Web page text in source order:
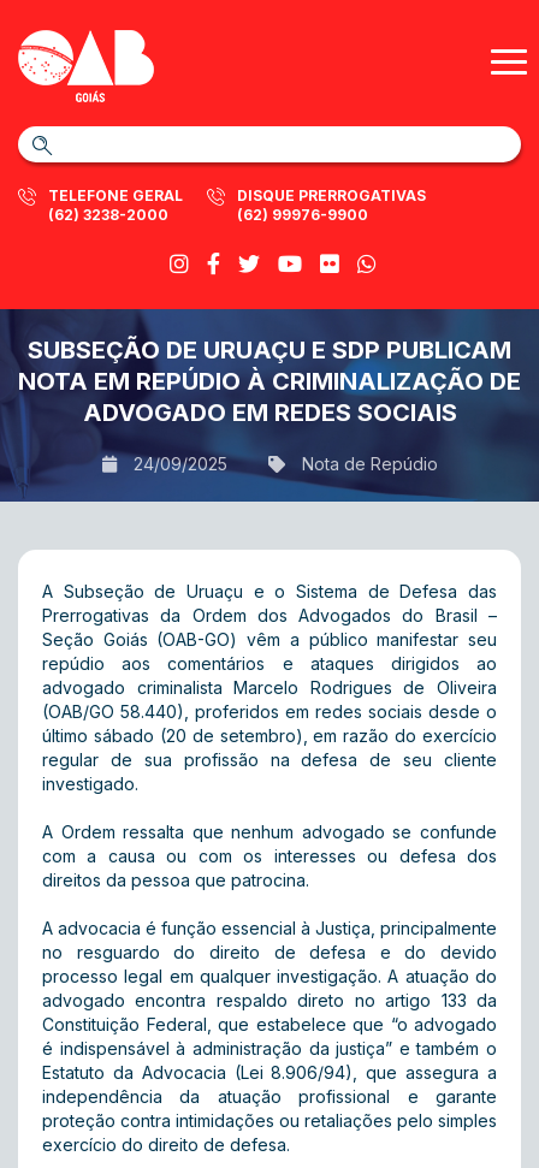
TELEFONE GERAL
(62) 3238-2000
DISQUE PRERROGATIVAS
(62) 99976-9900
SUBSEÇÃO DE URUAÇU E SDP PUBLICAM
NOTA EM REPÚDIO À CRIMINALIZAÇÃO DE
ADVOGADO EM REDES SOCIAIS
24/09/2025 Nota de Repúdio
A Subseção de Uruaçu e o Sistema de Defesa das
Prerrogativas da Ordem dos Advogados do Brasil –
Seção Goiás (OAB-GO) vêm a público manifestar seu
repúdio aos comentários e ataques dirigidos ao
advogado criminalista Marcelo Rodrigues de Oliveira
(OAB/GO 58.440), proferidos em redes sociais desde o
último sábado (20 de setembro), em razão do exercício
regular de sua profissão na defesa de seu cliente
investigado.
A Ordem ressalta que nenhum advogado se confunde
com a causa ou com os interesses ou defesa dos
direitos da pessoa que patrocina.
A advocacia é função essencial à Justiça, principalmente
no resguardo do direito de defesa e do devido
processo legal em qualquer investigação. A atuação do
advogado encontra respaldo direto no artigo 133 da
Constituição Federal, que estabelece que “o advogado
é indispensável à administração da justiça” e também o
Estatuto da Advocacia (Lei 8.906/94), que assegura a
independência da atuação profissional e garante
proteção contra intimidações ou retaliações pelo simples
exercício do direito de defesa.